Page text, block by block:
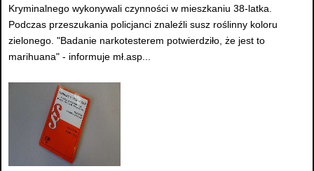
Kryminalnego wykonywali czynności w mieszkaniu 38-latka.
Podczas przeszukania policjanci znaleźli susz roślinny koloru
zielonego. "Badanie narkotesterem potwierdziło, że jest to
marihuana" - informuje mł.asp...